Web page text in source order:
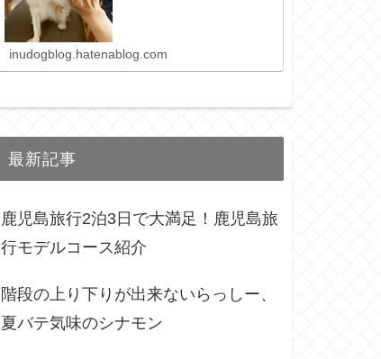
inudogblog.hatenablog.com
最新記事
鹿児島旅行2泊3日で大満足！鹿児島旅
行モデルコース紹介
階段の上り下りが出来ないらっしー、
夏バテ気味のシナモン